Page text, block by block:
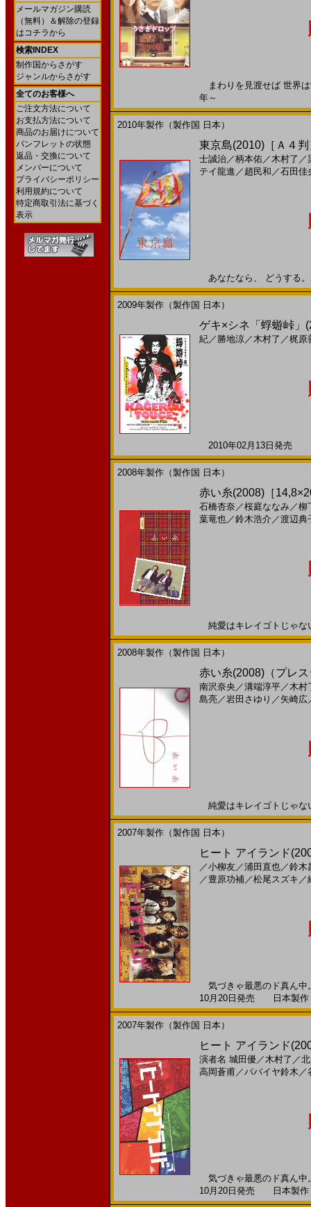
メールマガジン購読
（無料）＆解除の登録
はコチラから
検索INDEX
制作国からさがす
ジャンルからさがす
全てのお客様へ
ご注文方法について
お支払方法について
商品のお届けについて
パンフレットの状態
返品・交換について
メンバーについて
プライバシーポリシー
利用規約について
特定商取引法に基づく
表示
まわりを見渡せば 世界
年～
2010年製作（製作国 日本）
東京島(2010)［Ａ４
士誠治／柄本佑／木村了 ／
テイ龍進 ／ 趙民和 ／石田佳
あなたなら、 どうする
2009年製作（製作国 日本）
ゲキ×シネ「蜉蝣峠」
紀／ 勝地涼／木村了 ／梶原
2010年02月13日発売
2008年製作（製作国 日本）
赤い糸(2008)［
石橋杏奈 ／桜庭ななみ／柳
葉竜也／鈴木浩介 ／渡辺典
純愛はキレイゴトじゃ
2008年製作（製作国 日本）
赤い糸(2008)（プレ
南沢奈央／溝端淳平／木村
島亮／岩田さゆり ／ 矢崎広
純愛はキレイゴトじゃ
2007年製作（製作国 日本）
ヒート アイランド
／小柳友／浦田直也／鈴木
／ 豊原功補／松尾スズキ ／
気づきゃ最悪のド真ん中
10月20日発売 日本製作
2007年製作（製作国 日本）
ヒート アイランド
演者名 城田優／木村了 ／
高岡蒼甫／パパイヤ鈴木 ／
気づきゃ最悪のド真ん中
10月20日発売 日本製作